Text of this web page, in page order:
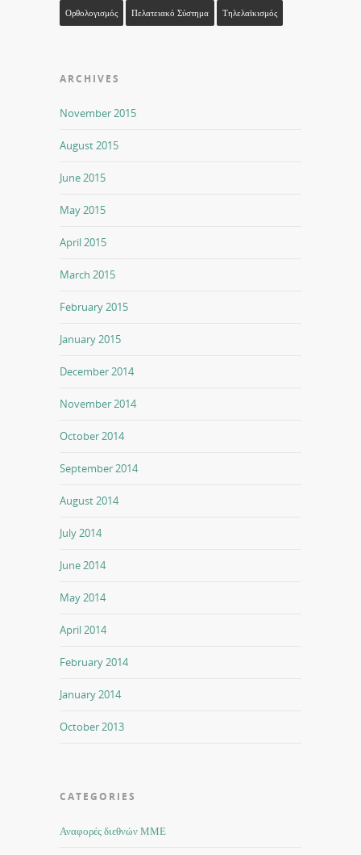
Ορθολογισμός Πελατειακό Σύστημα Τηλελαϊκισμός
ARCHIVES
November 2015
August 2015
June 2015
May 2015
April 2015
March 2015
February 2015
January 2015
December 2014
November 2014
October 2014
September 2014
August 2014
July 2014
June 2014
May 2014
April 2014
February 2014
January 2014
October 2013
CATEGORIES
Αναφορές διεθνών ΜΜΕ